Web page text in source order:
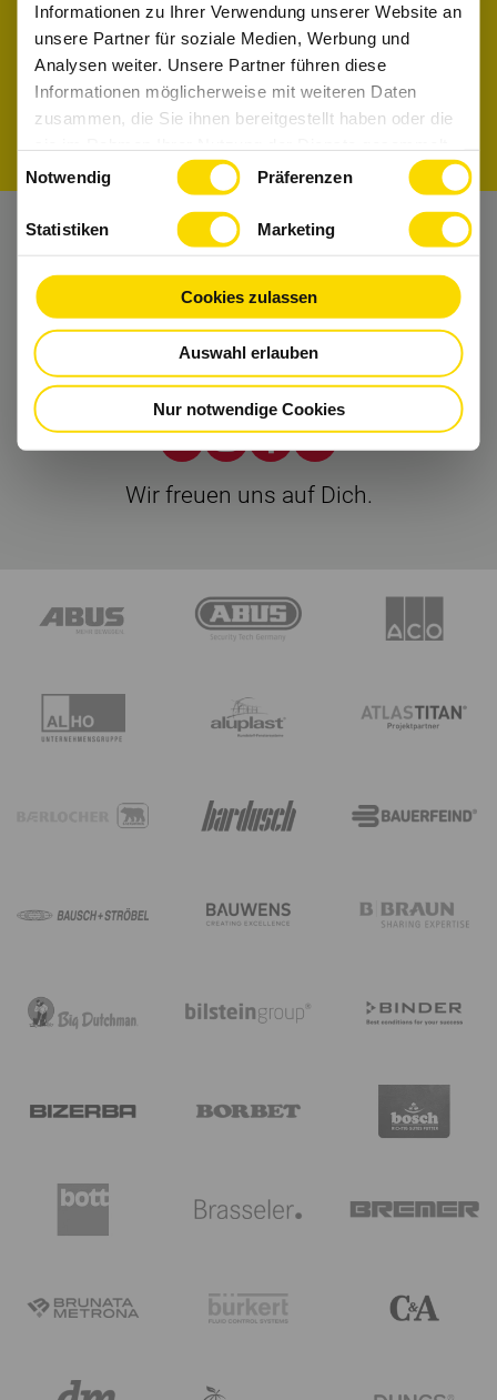
Informationen zu Ihrer Verwendung unserer Website an
unsere Partner für soziale Medien, Werbung und
Analysen weiter. Unsere Partner führen diese
Informationen möglicherweise mit weiteren Daten
zusammen, die Sie ihnen bereitgestellt haben oder die
haben.
Notwendig Präferenzen
Statistiken Marketing
Cookies zulassen
Auswahl erlauben
Nur notwendige Cookies
Informiere dich in den Firmenprofilen und
finde den perfekten Job für Dich.
Firmenprofile entdecken Jobs suchen
Bekomme regelmäßig Tipps und bleibe Up-
to-Date.
Dann folge uns auch aufInstagramund Co.
Wir freuen uns auf Dich.